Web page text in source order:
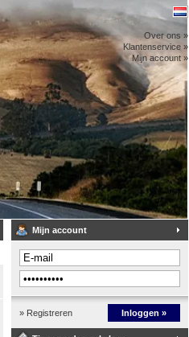
Over ons »
Klantenservice »
Mijn account »
Mijn account
» Registreren Inloggen »